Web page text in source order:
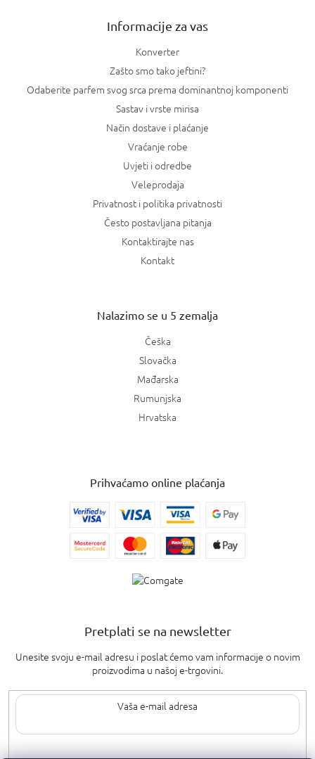
Informacije za vas
Konverter
Zašto smo tako jeftini?
Odaberite parfem svog srca prema dominantnoj komponenti
Sastav i vrste mirisa
Način dostave i plaćanje
Vraćanje robe
Uvjeti i odredbe
Veleprodaja
Privatnost i politika privatnosti
Često postavljana pitanja
Kontaktirajte nas
Kontakt
Nalazimo se u 5 zemalja
Češka
Slovačka
Mađarska
Rumunjska
Hrvatska
Prihvaćamo online plaćanja
Pretplati se na newsletter
Unesite svoju e-mail adresu i poslat ćemo vam informacije o novim
proizvodima u našoj e-trgovini.
Upisom svoje e-pošte pristajete nauvjete privatnosti.